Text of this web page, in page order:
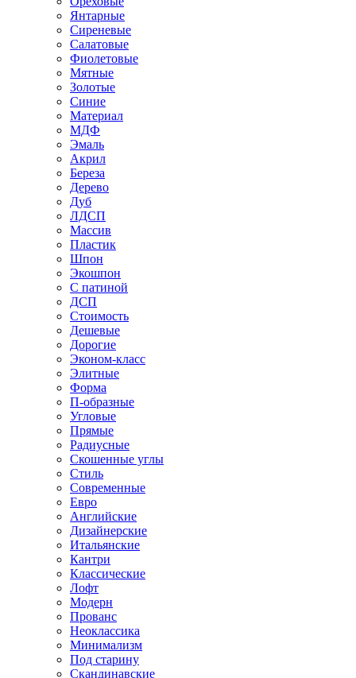
Янтарные
Сиреневые
Салатовые
Фиолетовые
Мятные
Золотые
Синие
Материал
МДФ
Эмаль
Акрил
Береза
Дерево
Дуб
ЛДСП
Массив
Пластик
Шпон
Экошпон
С патиной
ДСП
Стоимость
Дешевые
Дорогие
Эконом-класс
Элитные
Форма
П-образные
Угловые
Прямые
Радиусные
Скошенные углы
Стиль
Современные
Евро
Английские
Дизайнерские
Итальянские
Кантри
Классические
Лофт
Модерн
Прованс
Неоклассика
Минимализм
Под старину
Скандинавские